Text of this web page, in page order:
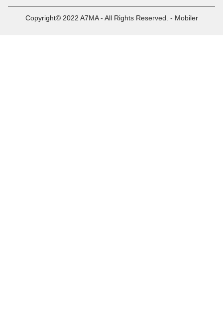
Copyright© 2022 A7MA - All Rights Reserved. - Mobiler